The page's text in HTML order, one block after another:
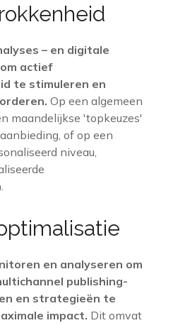
– en digitale
actief
te stimuleren en
Op een algemeen
maandelijkse 'topkeuzes'
of op een
niveau,
en analyseren om
publishing-
en strategieën te
impact. Dit omvat